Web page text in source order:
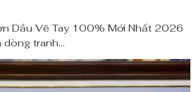
Dầu Vẽ Tay 100% Mới Nhất 2026
tranh...